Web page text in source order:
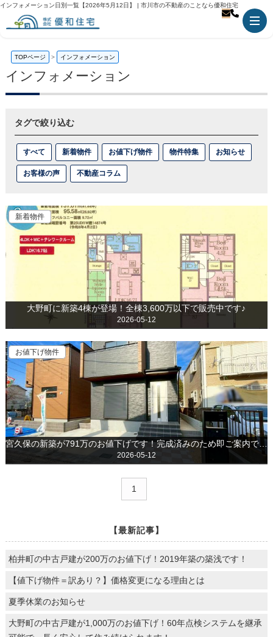
インフォメーション日別一覧【2026年5月12日】 | 市川市の不動産のことなら優和住宅
TOPページ インフォメーション
インフォメーション
タグで絞り込む
すべて 新着物件 お値下げ物件 物件特集 お知らせ
お客様の声 不動産コラム
新着物件
大野町に新築4棟が登場！全棟3,600万以下で販売中です♪
2026-05-12
お値下げ物件
宮久保の新築が791万のお値下げです！完成済みのため即ご案内できます♪
2026-05-12
1
【最新記事】
柏井町の中古戸建が200万のお値下げ！2019年築の築浅です！
【値下げ物件＝訳あり？】価格変更になる理由とは
夏季休業のお知らせ
大野町の中古戸建が1,000万のお値下げ！60年点検システムを継承